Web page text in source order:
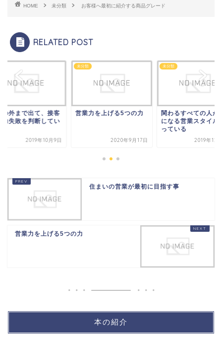
HOME 未分類 お客様へ最初に紹介する商品グレード
RELATED POST
の外まで出て、接客
功失敗を判断してい
2019年10月9日
未分類
営業力を上げる5つの力
2020年9月17日
未分類
関わるすべての人が
になる営業スタイル
っている
2019年12
住まいの営業が最初に目指す事
営業力を上げる5つの力
本の紹介